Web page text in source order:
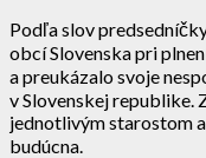
Podľa slov
obcí Slovenska pri
a preukázalo svoje
v Slovenskej republike.
jednotlivým starostom
budúcna.